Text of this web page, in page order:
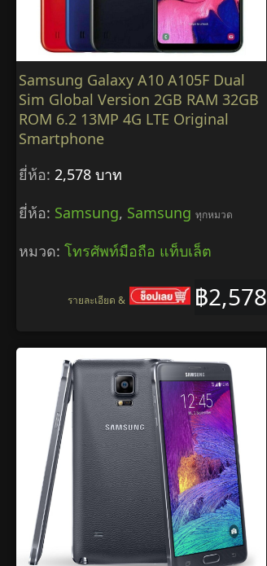
Samsung Galaxy A10 A105F Dual
Sim Global Version 2GB RAM 32GB
ROM 6.2 13MP 4G LTE Original
Smartphone
ยี่ห้อ: 2,578 บาท
ยี่ห้อ: Samsung, Samsung ทุกหมวด
หมวด: โทรศัพท์มือถือ แท็บเล็ต
฿2,578
รายละเอียด &